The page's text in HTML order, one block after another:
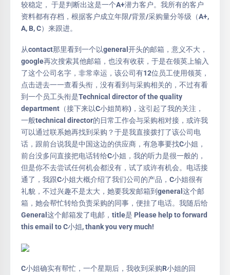
较稳定， 于是判断出这是一个A+潜力客户。我所有的客户
资料都有存档，根据客户成立年限/背景/采购量分等级（A+,
A, B, C）来跟进。
从contact那里看到一个以general开头的邮箱，意义不大，
google再次搜索其他邮箱，也没有收获，于是在领英上输入
了这个公司名字，非常幸运，该公司有12位员工使用领英，
点击进去一一查看头衔，没有看到与采购相关的，不过有看
到一个员工头衔是Technical director of the quality
department（接下来以C小姐简称)，这引起了我的关注，
一般technical director的日常工作会与采购相对接，或许我
可以通过联系她再找到采购？于是我直接拨打了该公司电
话，跟前台说我是中国这边的供应商，有急事要找C小姐，
前台没多问直接把电话转给C小姐，我的听力是很一般的，
但是你不去尝试任何机会都没有，试了或许有机会。电话接
通了，我跟C小姐大概介绍了我们公司的产品，C小姐很有
礼貌，不过兴趣不是太大，她要我发邮箱到general这个邮
箱，她会帮忙转给负责采购的同事，便挂了电话。我随后给
General这个邮箱发了电邮，title是 Please help to forward
this email to C小姐, thank you very much!
C小姐确实有帮忙，一个星期后，我收到采购R小姐的回